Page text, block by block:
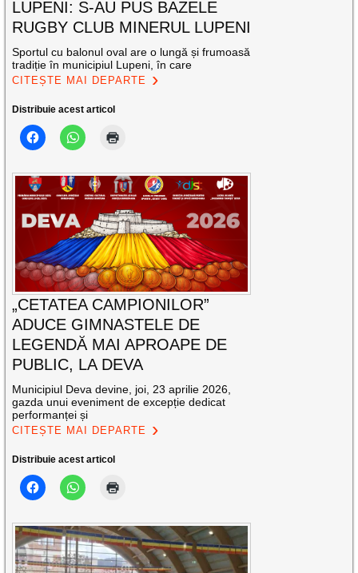
LUPENI: S-AU PUS BAZELE
RUGBY CLUB MINERUL LUPENI
Sportul cu balonul oval are o lungă și frumoasă
tradiție în municipiul Lupeni, în care
CITEȘTE MAI DEPARTE
Distribuie acest articol
„CETATEA CAMPIONILOR”
ADUCE GIMNASTELE DE
LEGENDĂ MAI APROAPE DE
PUBLIC, LA DEVA
Municipiul Deva devine, joi, 23 aprilie 2026,
gazda unui eveniment de excepție dedicat
performanței și
CITEȘTE MAI DEPARTE
Distribuie acest articol